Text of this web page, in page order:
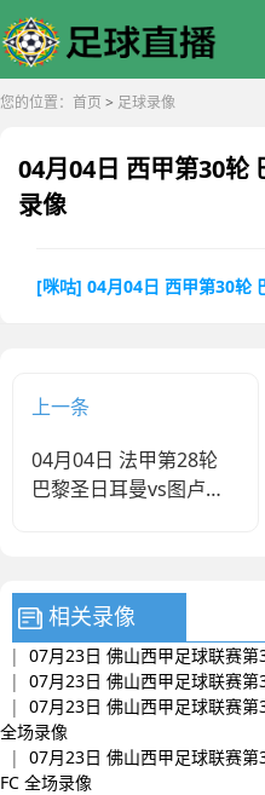
您的位置： 首页 > 足球录像
04月04日 西甲第30轮
录像
[咪咕] 04月04日 西甲第30轮
上一条
04月04日 法甲第28轮
巴黎圣日耳曼vs图卢兹
相关录像
| 07月23日 佛山西甲足球联赛
| 07月23日 佛山西甲足球联赛
| 07月23日 佛山西甲足球联赛
全场录像
| 07月23日 佛山西甲足球联赛
FC 全场录像